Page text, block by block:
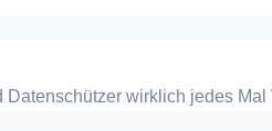
wirklich jedes Mal